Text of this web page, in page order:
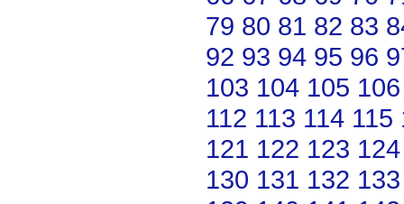
79 80 81 82 83
92 93 94 95 96
103 104 105 106
112 113 114 115
121 122 123 124
130 131 132 133